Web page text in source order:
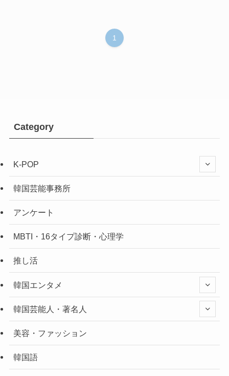
1
Category
K-POP
韓国芸能事務所
アンケート
MBTI・16タイプ診断・心理学
推し活
韓国エンタメ
韓国芸能人・著名人
美容・ファッション
韓国語